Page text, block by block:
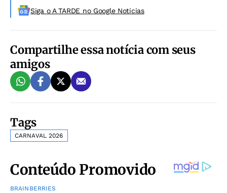
Siga o A TARDE no Google Noticias
Compartilhe essa notícia com seus
amigos
Tags
CARNAVAL 2026